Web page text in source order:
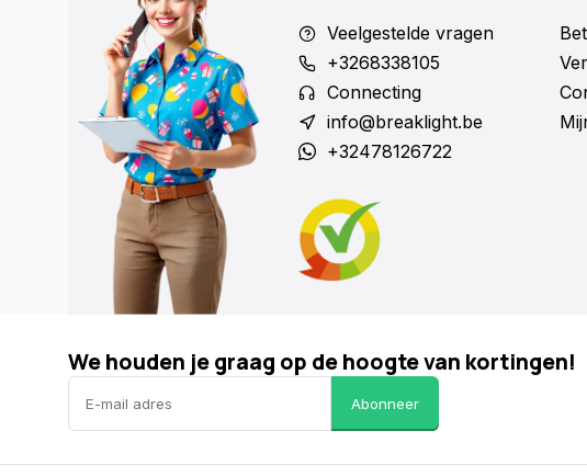
Veelgestelde vragen
+3268338105
Connecting
info@breaklight.be
+32478126722
We houden je graag op de hoogte van kortingen!
Abonneer